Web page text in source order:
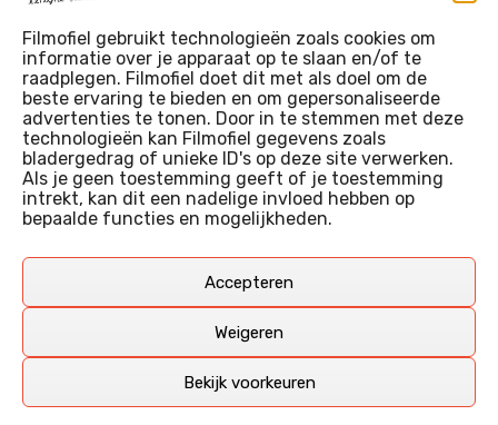
Filmofiel gebruikt technologieën zoals cookies om
informatie over je apparaat op te slaan en/of te
raadplegen. Filmofiel doet dit met als doel om de
beste ervaring te bieden en om gepersonaliseerde
advertenties te tonen. Door in te stemmen met deze
technologieën kan Filmofiel gegevens zoals
bladergedrag of unieke ID's op deze site verwerken.
Als je geen toestemming geeft of je toestemming
intrekt, kan dit een nadelige invloed hebben op
bepaalde functies en mogelijkheden.
Accepteren
Weigeren
Bekijk voorkeuren
WIE IK BEN…?
Ik ben ooit begonnen met m’n recensies omdat ik zoveel
films keek dat ik af en toe niet meer wist welke ik nu wel of
niet gezien had. Ik ben een filmliefhebber, heb als hobby nog
erg lang in een videotheek gewerkt, en heb als coproducent
Deze recensies zijn dan ook vooral vrij pretentieloze
aangevuld met een groeiende kennis over de kunde én de
kunst van het maken van film.